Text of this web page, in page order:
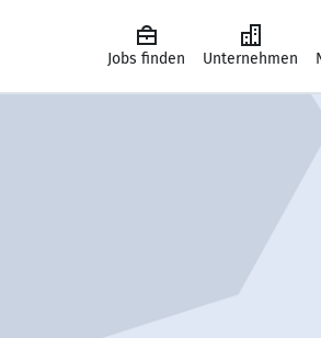
Jobs finden Unternehmen